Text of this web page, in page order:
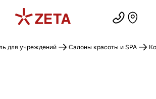
для учреждений Салоны красоты и SPA